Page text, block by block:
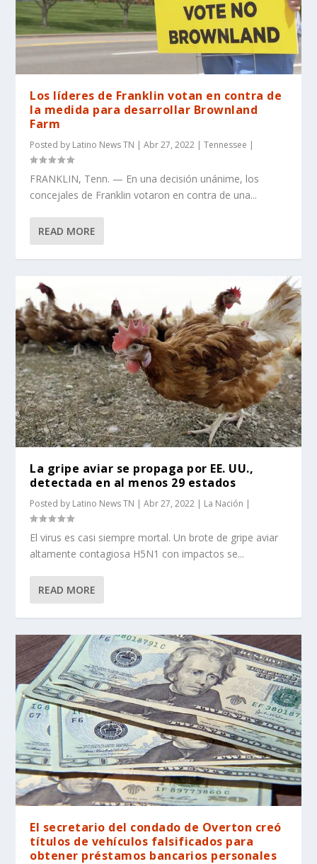
Los líderes de Franklin votan en contra de
la medida para desarrollar Brownland
Farm
Posted by Latino News TN |Abr 27, 2022 |Tennessee |
FRANKLIN, Tenn. — En una decisión unánime, los
concejales de Franklin votaron en contra de una...
READ MORE
La gripe aviar se propaga por EE. UU.,
detectada en al menos 29 estados
Posted by Latino News TN |Abr 27, 2022 | La Nación |
El virus es casi siempre mortal. Un brote de gripe aviar
altamente contagiosa H5N1 con impactos se...
READ MORE
El secretario del condado de Overton creó
títulos de vehículos falsificados para
obtener préstamos bancarios personales